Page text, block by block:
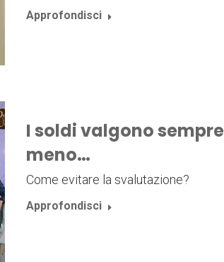
Approfondisci
I soldi valgono sempre
meno…
Come evitare la svalutazione?
Approfondisci